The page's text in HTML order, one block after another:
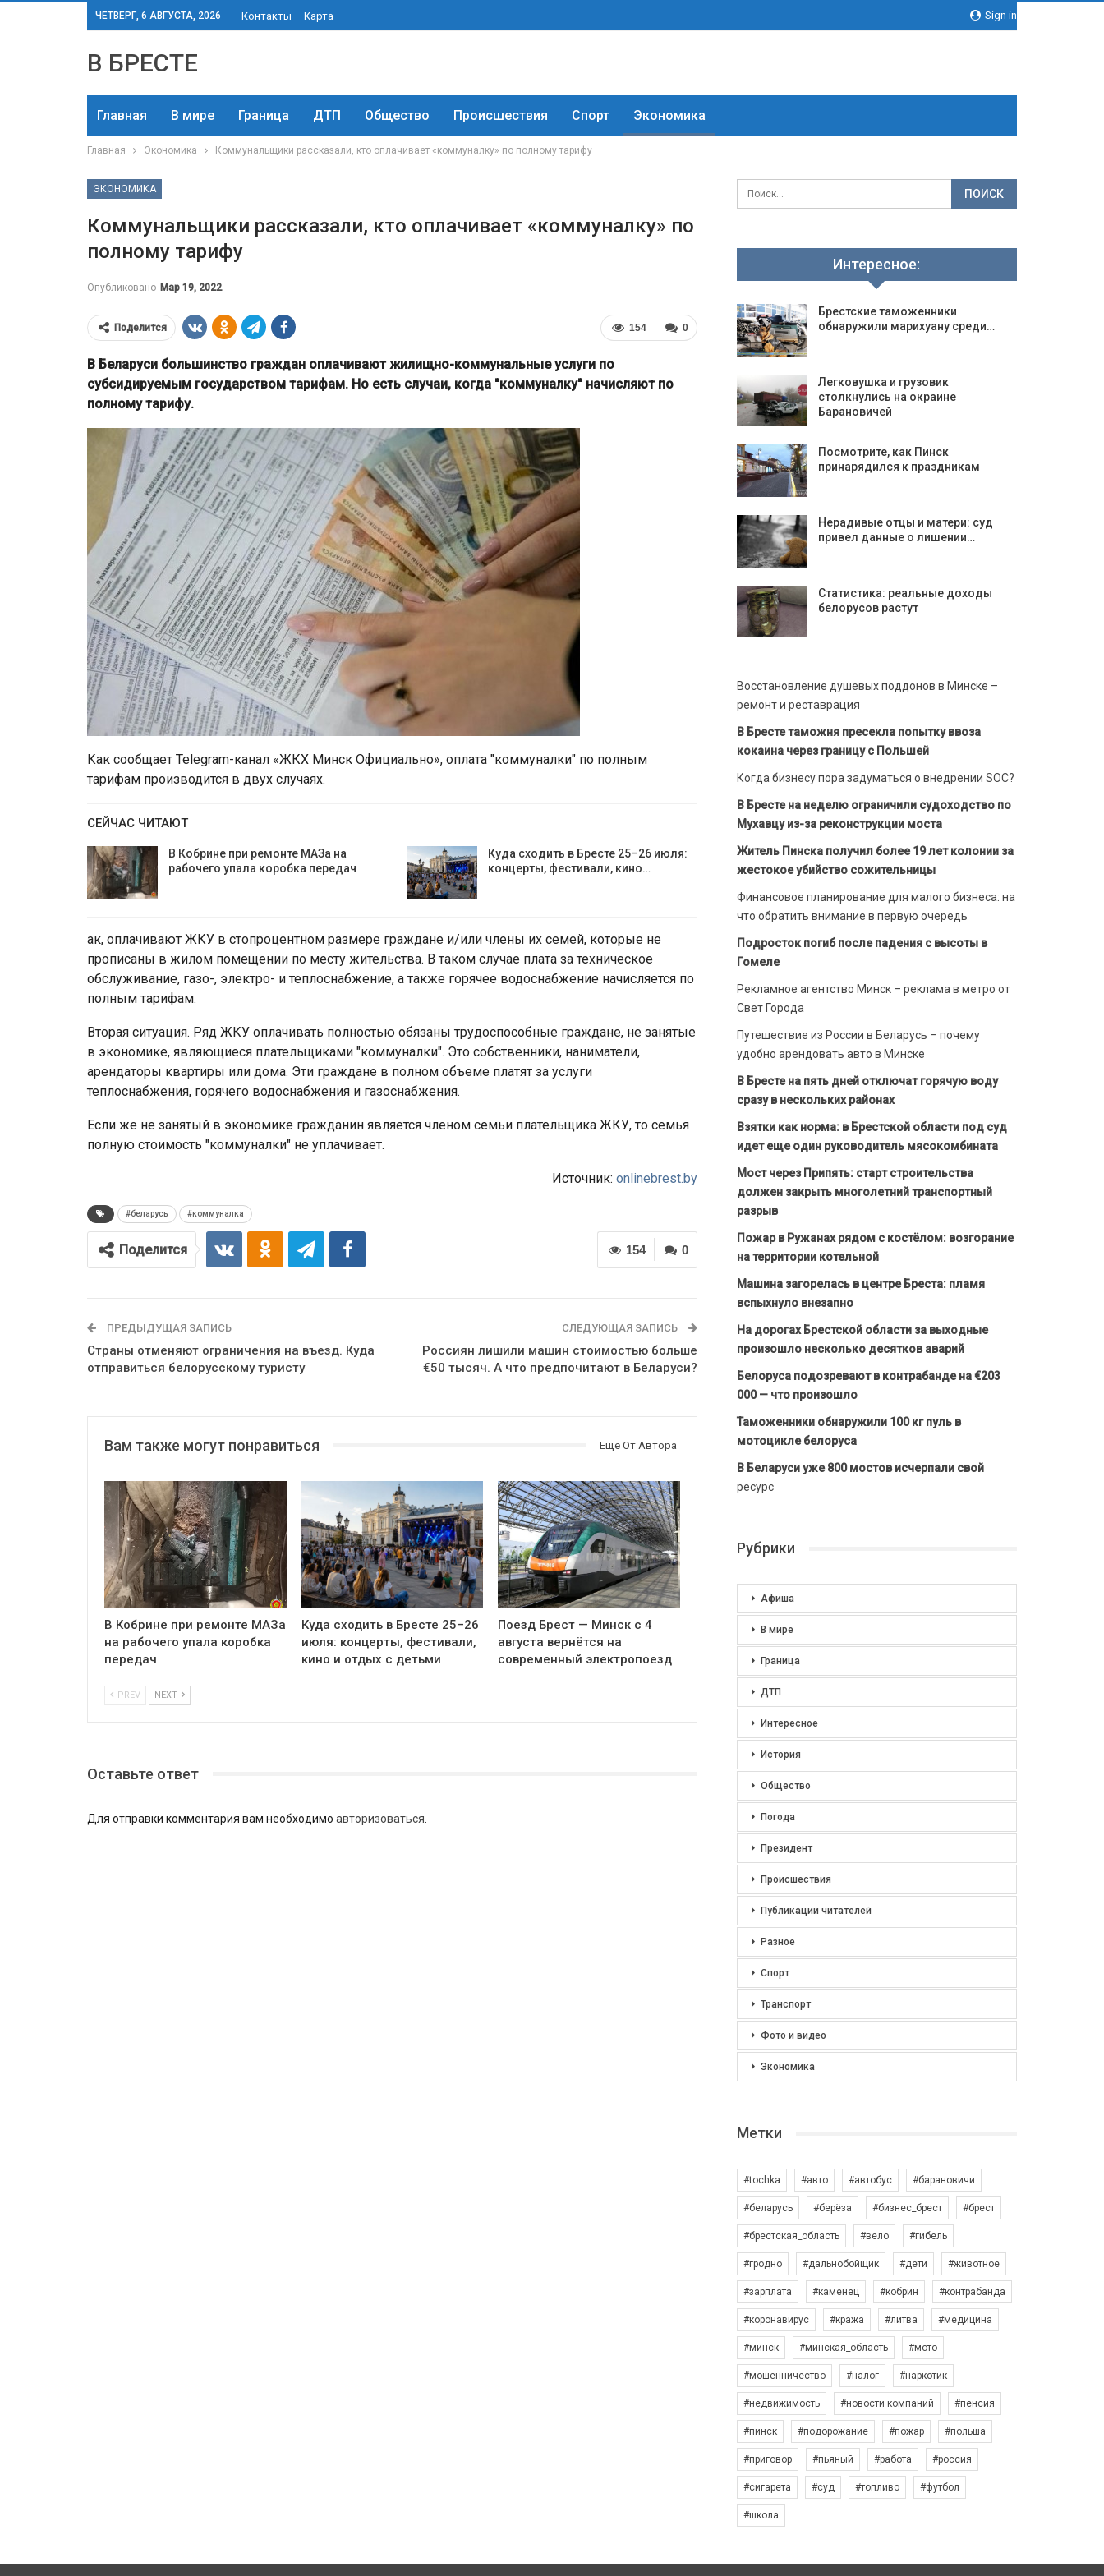
Sign in
ЧЕТВЕРГ, 6 АВГУСТА, 2026 Контакты Карта
В БРЕСТЕ
Главная В мире Граница ДТП Общество Происшествия Спорт Экономика
Главная Экономика Коммунальщики рассказали, кто оплачивает «коммуналку» по полному тарифу
ЭКОНОМИКА
Коммунальщики рассказали, кто оплачивает «коммуналку» по
полному тарифу
Опубликовано Мар 19, 2022
0
154
Поделится
В Беларуси большинство граждан оплачивают жилищно-коммунальные услуги по
субсидируемым государством тарифам. Но есть случаи, когда "коммуналку" начисляют по
полному тарифу.
Как сообщает Telegram-канал «ЖКХ Минск Официально», оплата "коммуналки" по полным
тарифам производится в двух случаях.
СЕЙЧАС ЧИТАЮТ
В Кобрине при ремонте МАЗа на
рабочего упала коробка передач
Куда сходить в Бресте 25–26 июля:
концерты, фестивали, кино…
ак, оплачивают ЖКУ в стопроцентном размере граждане и/или члены их семей, которые не
прописаны в жилом помещении по месту жительства. В таком случае плата за техническое
обслуживание, газо-, электро- и теплоснабжение, а также горячее водоснабжение начисляется по
полным тарифам.
Вторая ситуация. Ряд ЖКУ оплачивать полностью обязаны трудоспособные граждане, не занятые
в экономике, являющиеся плательщиками "коммуналки". Это собственники, наниматели,
арендаторы квартиры или дома. Эти граждане в полном объеме платят за услуги
теплоснабжения, горячего водоснабжения и газоснабжения.
Если же не занятый в экономике гражданин является членом семьи плательщика ЖКУ, то семья
полную стоимость "коммуналки" не уплачивает.
Источник: onlinebrest.by
#беларусь #коммуналка
0
154
Поделится
ПРЕДЫДУЩАЯ ЗАПИСЬ
Страны отменяют ограничения на въезд. Куда
отправиться белорусскому туристу
СЛЕДУЮЩАЯ ЗАПИСЬ
Россиян лишили машин стоимостью больше
€50 тысяч. А что предпочитают в Беларуси?
Вам также могут понравиться Еще От Автора
В Кобрине при ремонте МАЗа
на рабочего упала коробка
передач
Куда сходить в Бресте 25–26
июля: концерты, фестивали,
кино и отдых с детьми
Поезд Брест — Минск с 4
августа вернётся на
современный электропоезд
PREV NEXT
Оставьте ответ
Для отправки комментария вам необходимо авторизоваться
Интересное:
Брестские таможенники
обнаружили марихуану среди…
Легковушка и грузовик
столкнулись на окраине
Барановичей
Посмотрите, как Пинск
принарядился к праздникам
Нерадивые отцы и матери: суд
привел данные о лишении…
Статистика: реальные доходы
белорусов растут
Восстановление душевых поддонов в Минске –
ремонт и реставрация
В Бресте таможня пресекла попытку ввоза
кокаина через границу с Польшей
Когда бизнесу пора задуматься о внедрении SOC?
В Бресте на неделю ограничили судоходство по
Мухавцу из-за реконструкции моста
Житель Пинска получил более 19 лет колонии за
жестокое убийство сожительницы
Финансовое планирование для малого бизнеса: на
что обратить внимание в первую очередь
Подросток погиб после падения с высоты в
Гомеле
Рекламное агентство Минск – реклама в метро от
Свет Города
Путешествие из России в Беларусь – почему
удобно арендовать авто в Минске
В Бресте на пять дней отключат горячую воду
сразу в нескольких районах
Взятки как норма: в Брестской области под суд
идет еще один руководитель мясокомбината
Мост через Припять: старт строительства
должен закрыть многолетний транспортный
разрыв
Пожар в Ружанах рядом с костёлом: возгорание
на территории котельной
Машина загорелась в центре Бреста: пламя
вспыхнуло внезапно
На дорогах Брестской области за выходные
произошло несколько десятков аварий
Белоруса подозревают в контрабанде на €203
000 — что произошло
Таможенники обнаружили 100 кг пуль в
мотоцикле белоруса
В Беларуси уже 800 мостов исчерпали свой
ресурс
Рубрики
Афиша
В мире
Граница
ДТП
Интересное
История
Общество
Погода
Президент
Происшествия
Публикации читателей
Разное
Спорт
Транспорт
Фото и видео
Экономика
Метки
#tochka #авто #автобус #барановичи
#беларусь #берёза #бизнес_брест #брест
#брестская_область #вело #гибель
#гродно #дальнобойщик #дети #животное
#зарплата #каменец #кобрин #контрабанда
#коронавирус #кража #литва #медицина
#минск #минская_область #мото
#мошенничество #налог #наркотик
#недвижимость #новости компаний #пенсия
#пинск #подорожание #пожар #польша
#приговор #пьяный #работа #россия
#сигарета #суд #топливо #футбол
#школа